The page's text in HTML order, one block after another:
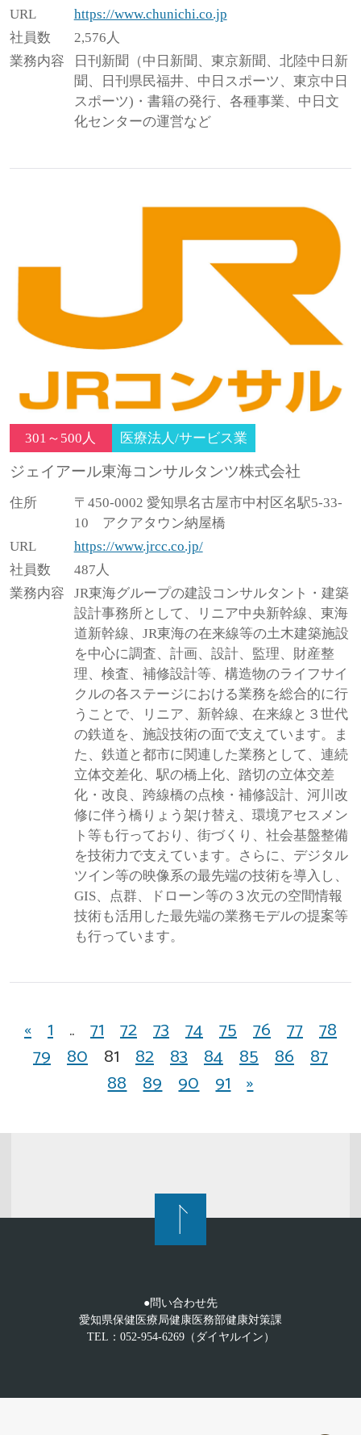
URL
https://www.chunichi.co.jp
社員数
2,576人
業務内容
日刊新聞（中日新聞、東京新聞、北陸中日新
聞、日刊県民福井、中日スポーツ、東京中日
スポーツ)・書籍の発行、各種事業、中日文
化センターの運営など
301～500人 医療法人/サービス業
ジェイアール東海コンサルタンツ株式会社
住所
〒450-0002 愛知県名古屋市中村区名駅5-33-
10 アクアタウン納屋橋
URL
https://www.jrcc.co.jp/
社員数
487人
業務内容
JR東海グループの建設コンサルタント・建築
設計事務所として、リニア中央新幹線、東海
道新幹線、JR東海の在来線等の土木建築施設
を中心に調査、計画、設計、監理、財産整
理、検査、補修設計等、構造物のライフサイ
クルの各ステージにおける業務を総合的に行
うことで、リニア、新幹線、在来線と３世代
の鉄道を、施設技術の面で支えています。ま
た、鉄道と都市に関連した業務として、連続
立体交差化、駅の橋上化、踏切の立体交差
化・改良、跨線橋の点検・補修設計、河川改
修に伴う橋りょう架け替え、環境アセスメン
ト等も行っており、街づくり、社会基盤整備
を技術力で支えています。さらに、デジタル
ツイン等の映像系の最先端の技術を導入し、
GIS、点群、ドローン等の３次元の空間情報
技術も活用した最先端の業務モデルの提案等
も行っています。
« 1 .. 71 72 73 74 75 76 77 78
79 80 81 82 83 84 85 86 87
88 89 90 91 »
●問い合わせ先
愛知県保健医療局健康医務部健康対策課
TEL：052-954-6269（ダイヤルイン）